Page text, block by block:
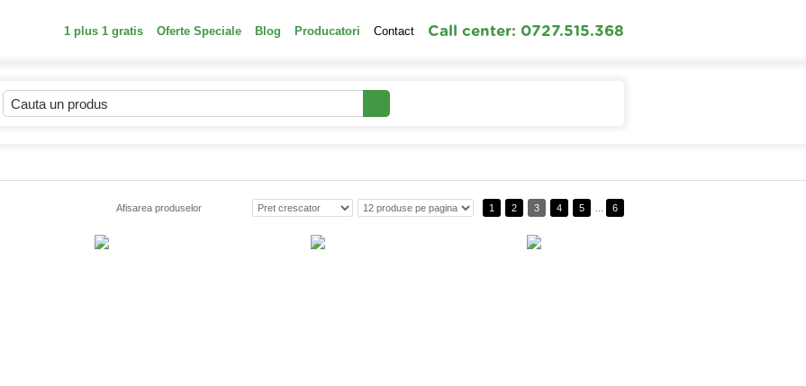
1 plus 1 gratis Oferte Speciale Blog Producatori Contact Call center: 0727.515.368
Afisarea produselor 1 2 3 4 5 6